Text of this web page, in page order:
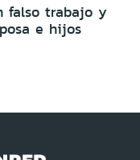
falso trabajo y
e hijos